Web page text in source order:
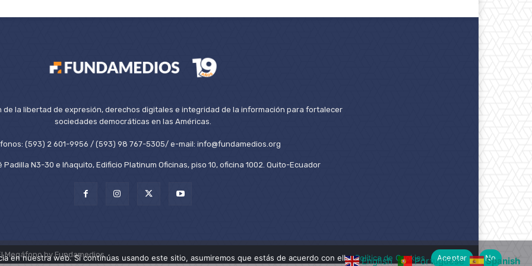
de la libertad de expresión, derechos digitales e integridad de la información para fortalecer
sociedades democráticas en las Américas.
(593) 2 601-9956 / (593) 98 767-5305/ e-mail: info@fundamedios.org
Padilla N3-30 e Iñaquito, Edificio Platinum Oficinas, piso 10, oficina 1002. Quito-Ecuador
Megáfono by Fundamedios.
English Portuguese Spanish
en nuestra web. Si continúas usando este sitio, asumiremos que estás de acuerdo con ello.Política de Cookies Aceptar No